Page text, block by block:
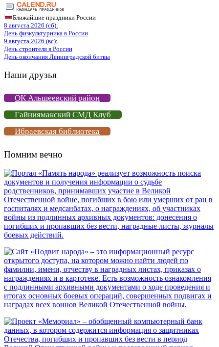
Ближайшие праздники России
8 августа 2026 (сб):
День физкультурника в России
9 августа 2026 (вс):
День строителя в России
День окончания Ленинградской битвы
Наши друзья
ОК Альшеевский район
Гайниямакский СМД Клуб
Ибраевская библиотека
Помним вечно